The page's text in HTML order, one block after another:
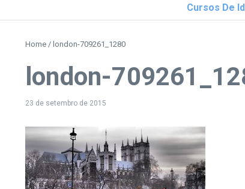
Cursos De
Home / london-709261_1280
london-
23 de setembro de 2015